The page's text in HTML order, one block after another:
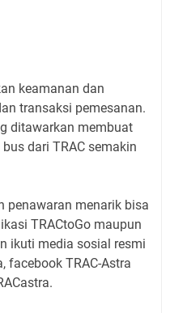
keamanan dan
transaksi pemesanan.
ditawarkan membuat
dari TRAC semakin
penawaran menarik bisa
TRACtoGo maupun
ikuti media sosial resmi
facebook TRAC-Astra